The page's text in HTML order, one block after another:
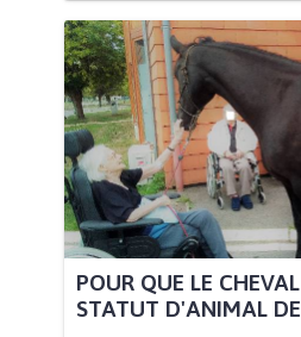
POUR QUE LE
STATUT D'ANIMAL